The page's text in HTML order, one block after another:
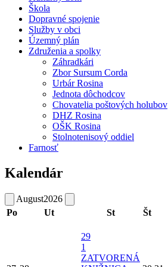
Škola
Dopravné spojenie
Služby v obci
Územný plán
Združenia a spolky
Záhradkári
Zbor Sursum Corda
Urbár Rosina
Jednota dôchodcov
Chovatelia poštových holubov
DHZ Rosina
OŠK Rosina
Stolnotenisový oddiel
Farnosť
Kalendár
August2026
Po
Ut St Št
29
1
ZATVORENÁ